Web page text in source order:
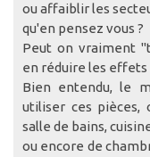
ou affaiblir les
qu'en pensez vous ?
Peut on vraiment
en réduire les effets
Bien entendu, le
utiliser ces pièces,
salle de bains,
ou encore de